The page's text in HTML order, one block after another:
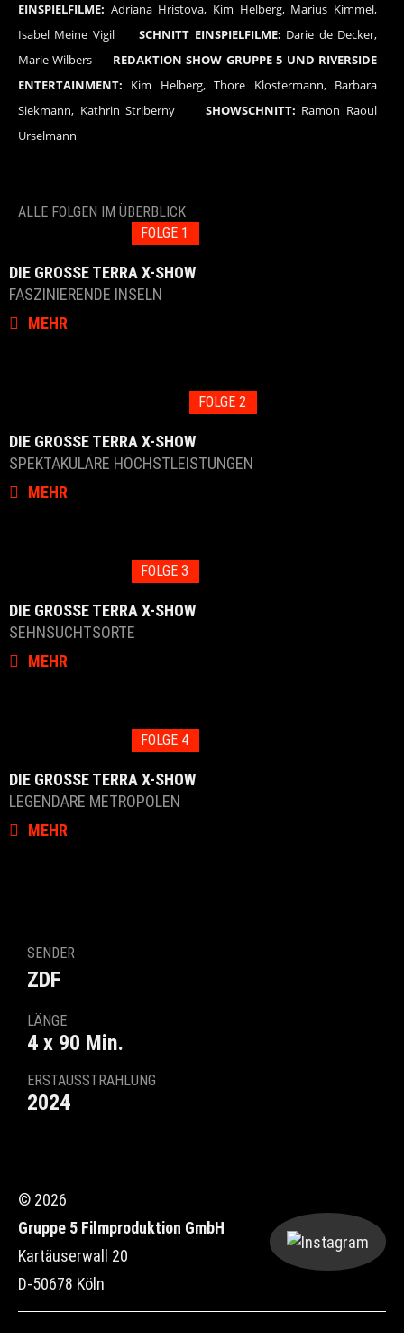
EINSPIELFILME: Adriana Hristova, Kim Helberg, Marius Kimmel,
Isabel Meine VigilSCHNITT EINSPIELFILME: Darie de Decker,
Marie Wilbers REDAKTION SHOW GRUPPE 5 UND RIVERSIDE
ENTERTAINMENT: Kim Helberg, Thore Klostermann, Barbara
Siekmann, Kathrin Striberny SHOWSCHNITT: Ramon Raoul
Urselmann
ALLE FOLGEN IM ÜBERBLICK
FOLGE 1
DIE GROSSE TERRA X-SHOW
FASZINIERENDE INSELN
MEHR
FOLGE 2
DIE GROSSE TERRA X-SHOW
SPEKTAKULÄRE HÖCHSTLEISTUNGEN
MEHR
FOLGE 3
DIE GROSSE TERRA X-SHOW
SEHNSUCHTSORTE
MEHR
FOLGE 4
DIE GROSSE TERRA X-SHOW
LEGENDÄRE METROPOLEN
MEHR
SENDER
ZDF
LÄNGE
4 x 90 Min.
ERSTAUSSTRAHLUNG
2024
© 2026
Gruppe 5 Filmproduktion GmbH
Kartäuserwall 20
D-50678 Köln